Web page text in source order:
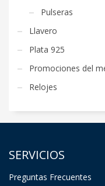
Pulseras
Llavero
Plata 925
Promociones del
Relojes
SERVICIOS
Preguntas Frecuentes